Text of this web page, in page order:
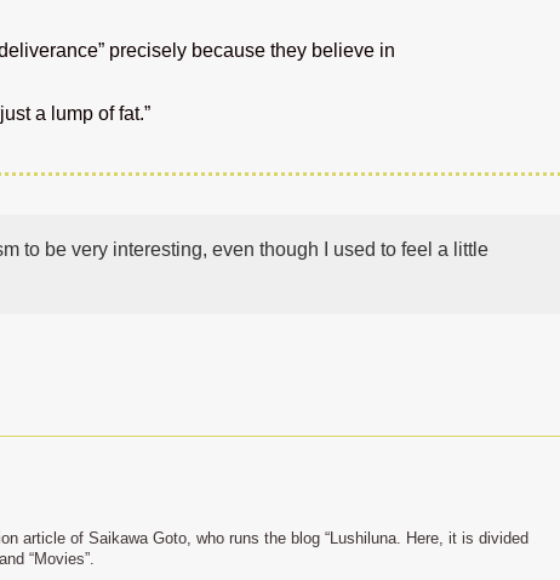
precisely because they believe in
a lump of fat.”
to be very interesting, even though I used to feel a little
article of Saikawa Goto, who runs the blog “Lushiluna. Here, it is divided
“Movies”.